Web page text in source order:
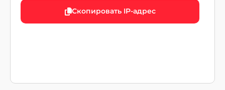
Скопировать IP-адрес